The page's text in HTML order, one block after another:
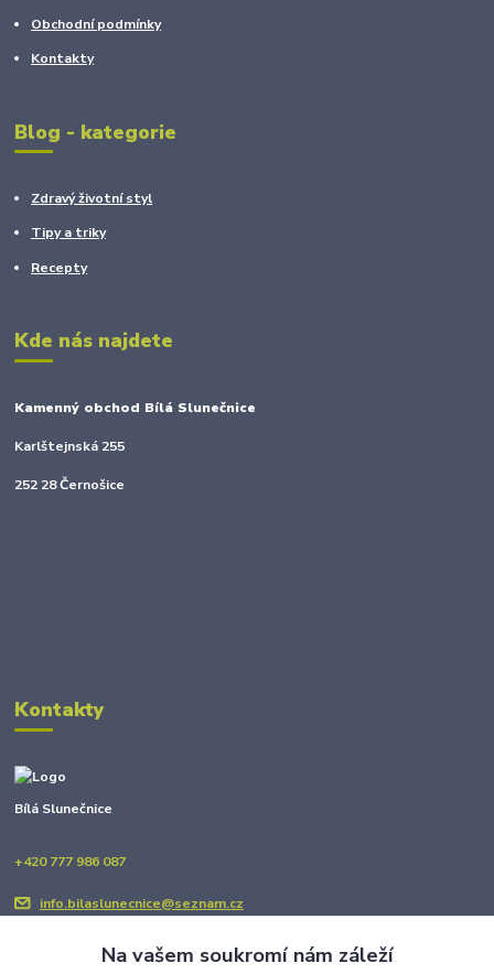
Obchodní podmínky
Kontakty
Blog - kategorie
Zdravý životní styl
Tipy a triky
Recepty
Kde nás najdete
Kamenný obchod Bílá Slunečnice
Karlštejnská 255
252 28 Černošice
Kontakty
Bílá Slunečnice
+420 777 986 087
info.bilaslunecnice@seznam.cz
Na vašem soukromí nám záleží